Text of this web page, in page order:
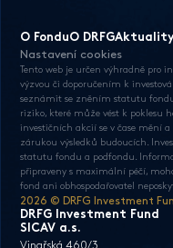
O FonduO DRFG
Nastavení cookies
Tento web je určen výhradně pro
výzvou či doporučením k
seznámit se zněním statutu fondu
riziko, které může vést k poklesu
investičních akcií se v čase mění
zárukou výsledků budoucích.
statutu fondu a podfondu.
připraveny s maximální péčí,
fond ani obhospodařovatel
2026 © DRFG Investment
DRFG Investment Fund
SICAV a.s.
Vinařská 460/3